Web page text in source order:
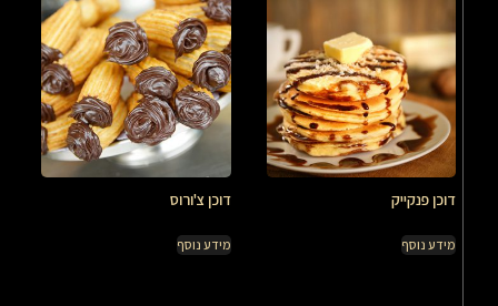
דוכן פנקייק
מידע נוסף
דוכן צ'ורוס
מידע נוסף